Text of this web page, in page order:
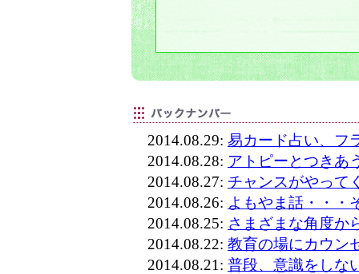
2014.08.29: 易カード占い、
2014.08.28: アトピーとつきあ
2014.08.27: チャンスがやって
2014.08.26: よもやま話・・・
2014.08.25: さまざまな角度か
2014.08.22: 教育の場にカウン
2014.08.21: 普段、意識をしな